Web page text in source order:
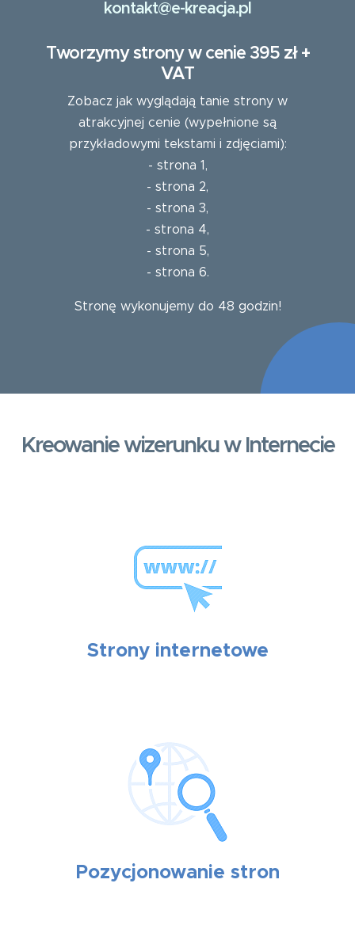
kontakt@e-kreacja.pl
Tworzymy strony w cenie 395 zł +
VAT
Zobacz jak wyglądają tanie strony w
atrakcyjnej cenie (wypełnione są
przykładowymi tekstami i zdjęciami):
- strona 1 ,
- strona 2,
- strona 3,
- strona 4,
- strona 5,
- strona 6.
Stronę wykonujemy do 48 godzin!
Kreowanie wizerunku w Internecie
Strony internetowe
Pozycjonowanie stron